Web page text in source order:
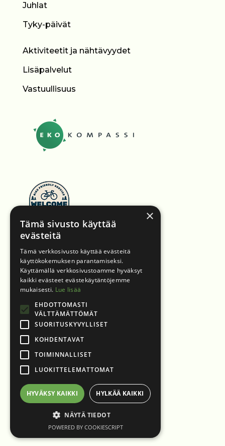
Juhlat
Tyky-päivät
Aktiviteetit ja nähtävyydet
Lisäpalvelut
Vastuullisuus
×
Tämä sivusto käyttää
evästeitä
Tämä verkkosivusto käyttää evästeitä
käyttökokemuksen parantamiseksi.
Käyttämällä verkkosivustoamme hyväksyt
kaikki evästeet evästekäytäntöjemme
mukaisesti. Lue lisää
EHDOTTOMASTI
VÄLTTÄMÄTTÖMÄT
SUORITUSKYVYLLISET
KOHDENTAVAT
TOIMINNALLISET
LUOKITTELEMATTOMAT
HYVÄKSY KAIKKI HYLKÄÄ KAIKKI
NÄYTÄ TIEDOT
POWERED BY COOKIESCRIPT